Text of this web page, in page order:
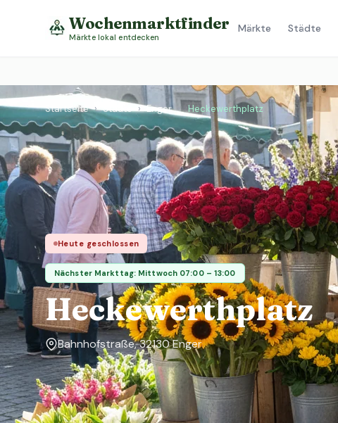
Wochenmarktfinder
Märkte lokal entdecken
Märkte Städte
Startseite › Städte › Enger › Heckewerthplatz
Heute geschlossen
Nächster Markttag: Mittwoch 07:00 – 13:00
Heckewerthplatz
Bahnhofstraße, 32130 Enger